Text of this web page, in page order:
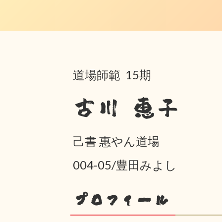
道場師範 15期
古川 恵子
己書 惠やん道場
004-05/豊田みよし
プロフィール